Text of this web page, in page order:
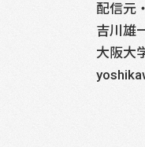
配信元・問合先
吉川雄
大阪大